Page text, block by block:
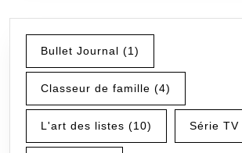
Bullet Journal (1)
Classeur de famille (4)
L'art des listes (10) Série TV